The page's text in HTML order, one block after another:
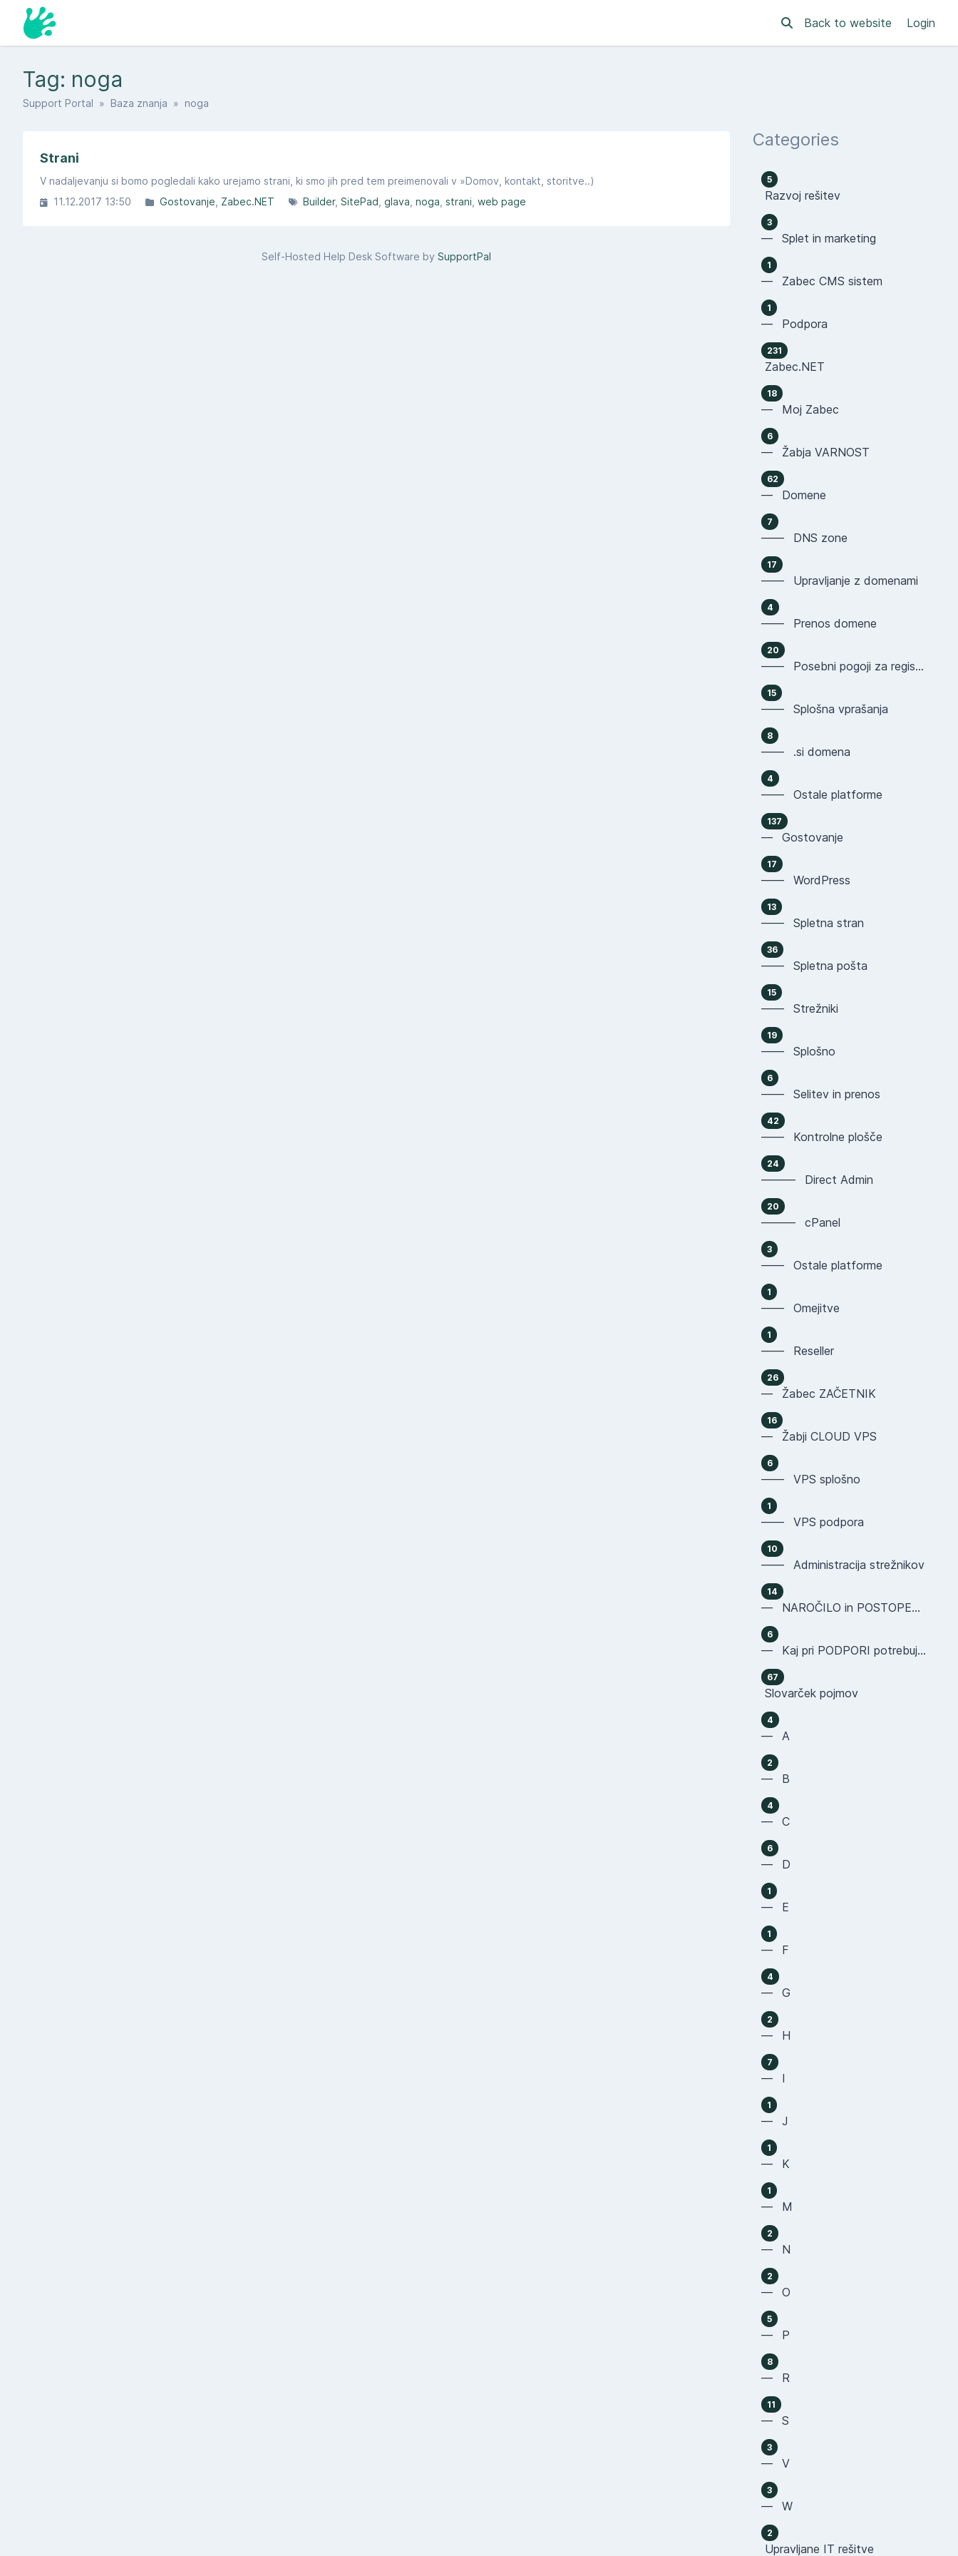
Back to website Login
Tag: noga
Support Portal » Baza znanja » noga
Strani
V nadaljevanju si bomo pogledali kako urejamo strani, ki smo jih pred tem preimenovali v »Domov, kontakt, storitve..)
11.12.2017 13:50
Gostovanje Zabec.NET Builder SitePad glava noga strani web page
Self-Hosted Help Desk Software by SupportPal
Categories
5
Razvoj rešitev
3
— Splet in marketing
1
— Zabec CMS sistem
1
— Podpora
231
Zabec.NET
18
— Moj Zabec
6
— Žabja VARNOST
62
— Domene
7
—— DNS zone
17
—— Upravljanje z domenami
4
—— Prenos domene
20
—— Posebni pogoji za registracijo domen
15
—— Splošna vprašanja
8
—— .si domena
4
—— Ostale platforme
137
— Gostovanje
17
—— WordPress
13
—— Spletna stran
36
—— Spletna pošta
15
—— Strežniki
19
—— Splošno
6
—— Selitev in prenos
42
—— Kontrolne plošče
24
——— Direct Admin
20
——— cPanel
3
—— Ostale platforme
1
—— Omejitve
1
—— Reseller
26
— Žabec ZAČETNIK
16
— Žabji CLOUD VPS
6
—— VPS splošno
1
—— VPS podpora
10
—— Administracija strežnikov
14
— NAROČILO in POSTOPEK NAKUPA
6
— Kaj pri PODPORI potrebujemo OD VAS
67
Slovarček pojmov
4
— A
2
— B
4
— C
6
— D
1
— E
1
— F
4
— G
2
— H
7
— I
1
— J
1
— K
1
— M
2
— N
2
— O
5
— P
8
— R
11
— S
3
— V
3
— W
2
Upravljane IT rešitve